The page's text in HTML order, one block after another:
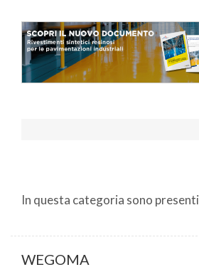
In questa categoria sono presenti
WEGOMA